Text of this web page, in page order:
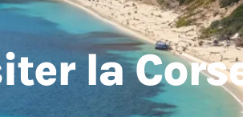
la